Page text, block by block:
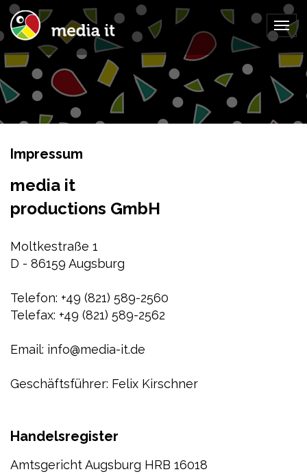
Impressum
media it
productions GmbH
Moltkestraße 1
D - 86159 Augsburg
Telefon: +49 (821) 589-2560
Telefax: +49 (821) 589-2562
Email: info@media-it.de
Geschäftsführer: Felix Kirschner
Handelsregister
Amtsgericht Augsburg HRB 16018